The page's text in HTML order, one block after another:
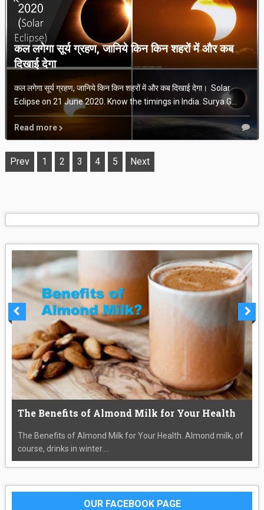
कल लगेगा सूर्य ग्रहण, जानिये किन किन शहरों में और कब
दिखाई देगा
कल लगेगा सूर्य ग्रहण, जानिये किन किन शहरों में और कब दिखाई देगा। Solar
Eclipse on 21 June 2020. Know the timings in India. Surya G...
Read more
Prev 1 2 3 4 5 Next
The Benefits of Almond Milk for Your Health
The Benefits of Almond Milk for Your Health. Almond milk, of
course, drinks in winter....
OUR FACEBOOK PAGE